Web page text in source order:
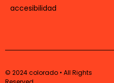
accesibilidad
© 2024 colorado • All Rights